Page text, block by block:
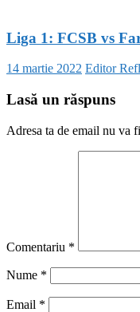
Liga 1: FCSB vs
14 martie 2022 Editor
Lasă un răspuns
Adresa ta de email nu va
Comentariu *
Nume *
Email *